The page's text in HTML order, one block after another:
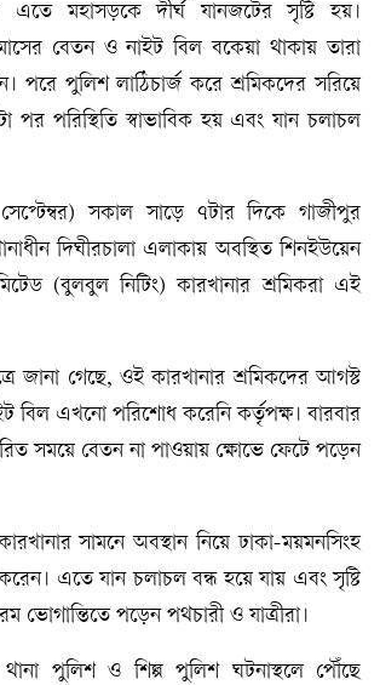
এতে মহাসড়কে দীর্ঘ যানজটের সৃষ্টি হয়।
বেতন ও নাইট বিল বকেয়া থাকায় তারা
পরে পুলিশ লাঠিচার্জ করে শ্রমিকদের সরিয়ে
পর পরিস্থিতি স্বাভাবিক হয় এবং যান চলাচল
সকাল সাড়ে ৭টার দিকে গাজীপুর
দিঘীরচালা এলাকায় অবস্থিত শিনইউয়েন
(বুলবুল নিটিং) কারখানার শ্রমিকরা এই
জানা গেছে, ওই কারখানার শ্রমিকদের আগস্ট
বিল এখনো পরিশোধ করেনি কর্তৃপক্ষ। বারবার
সময়ে বেতন না পাওয়ায় ক্ষোভে ফেটে পড়েন
সামনে অবস্থান নিয়ে ঢাকা-ময়মনসিংহ
এতে যান চলাচল বন্ধ হয়ে যায় এবং সৃষ্টি
ভোগান্তিতে পড়েন পথচারী ও যাত্রীরা।
পুলিশ ও শিল্প পুলিশ ঘটনাস্থলে পৌঁছে